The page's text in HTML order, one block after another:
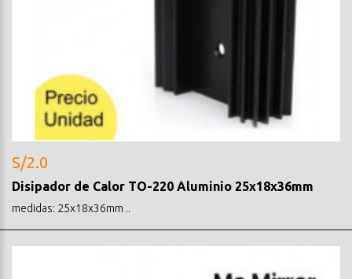
S/2.0
Disipador de Calor TO-220 Aluminio 25x18x36mm
medidas: 25x18x36mm ..